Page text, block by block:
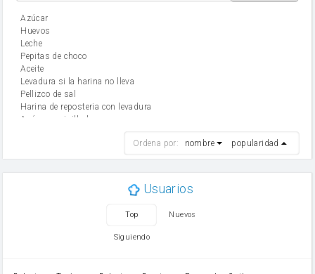
Azúcar
huevos
leche
Pepitas de choco
aceite
Levadura si la harina no lleva
Pellizco de sal
Harina de reposteria con levadura
Azúcar avainillado
mantequilla
Harina para bizcocho
Ordena por: nombre popularidad
Usuarios
Top Nuevos
Siguiendo